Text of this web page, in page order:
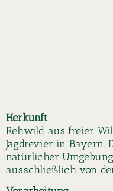
Herkunft
Rehwild aus freier
Jagdrevier in Bayern.
natürlicher
ausschließlich von